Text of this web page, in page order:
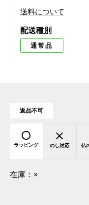
送料について
配送種別
通常品
返品不可
ラッピング のし対応 仏
在庫： ×